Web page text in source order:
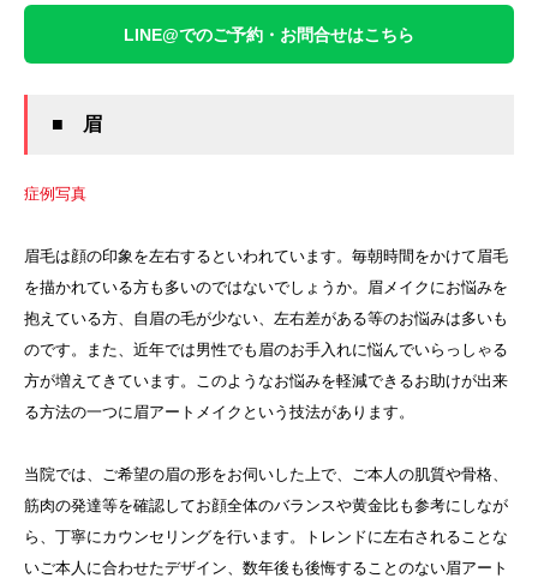
LINE@でのご予約・お問合せはこちら
■ 眉
症例写真
眉毛は顔の印象を左右するといわれています。毎朝時間をかけて眉毛
を描かれている方も多いのではないでしょうか。眉メイクにお悩みを
抱えている方、自眉の毛が少ない、左右差がある等のお悩みは多いも
のです。また、近年では男性でも眉のお手入れに悩んでいらっしゃる
方が増えてきています。このようなお悩みを軽減できるお助けが出来
る方法の一つに眉アートメイクという技法があります。
当院では、ご希望の眉の形をお伺いした上で、ご本人の肌質や骨格、
筋肉の発達等を確認してお顔全体のバランスや黄金比も参考にしなが
ら、丁寧にカウンセリングを行います。トレンドに左右されることな
いご本人に合わせたデザイン、数年後も後悔することのない眉アート